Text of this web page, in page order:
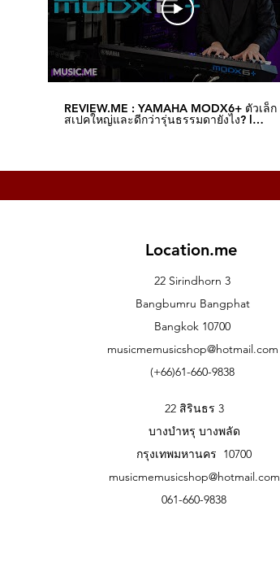
REVIEW.ME : YAMAHA MODX6+ ตัวเล็ก
สเปคใหญ่และดีกว่ารุ่นธรรมดายังไง? l
Location.me
22 Sirindhorn 3
Bangbumru Bangphat
Bangkok 10700
musicmemusicshop@hotmail.com
(+66)61-660-9838
22 สิรินธร 3
บางบำหรุ บางพลัด
กรุงเทพมหานคร 10700
musicmemusicshop@hotmail.com
061-660-9838